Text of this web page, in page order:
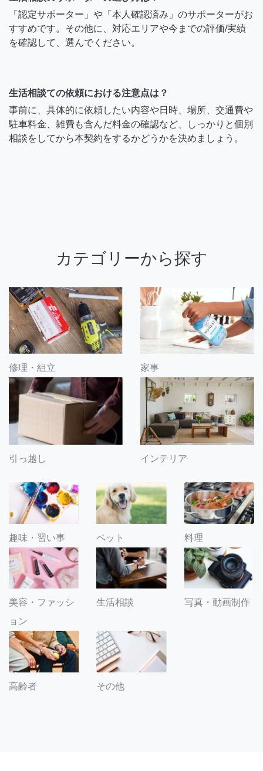
「認定サポーター」や「本人確認済み」のサポーターがお
すすめです。その他に、対応エリアや今までの評価/実績
を確認して、選んでください。
生活相談ての依頼における注意点は？
事前に、具体的に依頼したい内容や日時、場所、交通費や
駐車料金、雑費も含んだ料金の確認など、しっかりと個別
相談をしてから本契約をするかどうかを決めましょう。
カテゴリーから探す
修理・組立 家事
引っ越し インテリア
趣味・習い事 ペット 料理
美容・ファッシ
ョン
生活相談 写真・動画制作
高齢者 その他